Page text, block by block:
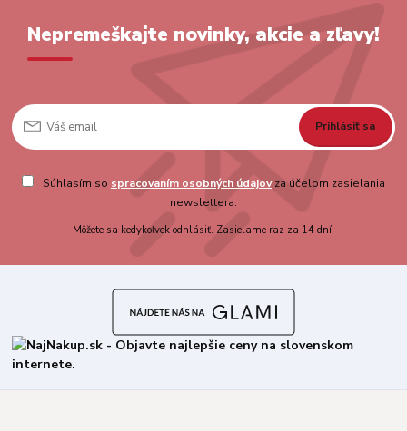
Nepremeškajte novinky, akcie a zľavy!
Prihlásiť sa
Súhlasím so spracovaním osobných údajovza účelom zasielania
newslettera.
Môžete sa kedykoľvek odhlásiť. Zasielame raz za 14 dní.